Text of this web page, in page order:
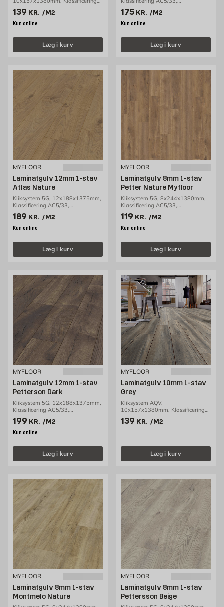
AC5/33, 1,30m2/pakke
Pris 139 kr. /m2
139 KR. /M2
Kun online
Læg i kurv
1,80m2/pakke
Pris 175 kr. /m2
175 KR. /M2
Kun online
Læg i kurv
MYFLOOR
Laminatgulv 12mm 1-stav
Atlas Nature
Kliksystem 5G, 12x188x1375mm,
Klassificering AC5/33,
1,29m2/pakke
Pris 189 kr. /m2
189 KR. /M2
Kun online
Læg i kurv
MYFLOOR
Laminatgulv 8mm 1-stav
Petter Nature Myfloor
Kliksystem 5G, 8x244x1380mm,
Klassificering AC5/33,
2,69m2/pakke
Pris 119 kr. /m2
119 KR. /M2
Kun online
Læg i kurv
MYFLOOR
Laminatgulv 12mm 1-stav
Petterson Dark
Kliksystem 5G, 12x188x1375mm,
Klassificering AC5/33,
1,29m2/pakke
Pris 199 kr. /m2
199 KR. /M2
Kun online
Læg i kurv
MYFLOOR
Laminatgulv 10mm 1-stav
Grey
Kliksystem AQV,
10x157x1380mm, Klassificering
AC5/33, 1,30m2/pakke
Pris 139 kr. /m2
139 KR. /M2
Læg i kurv
MYFLOOR
Laminatgulv 8mm 1-stav
Montmelo Nature
MYFLOOR
Laminatgulv 8mm 1-stav
Pettersson Beige